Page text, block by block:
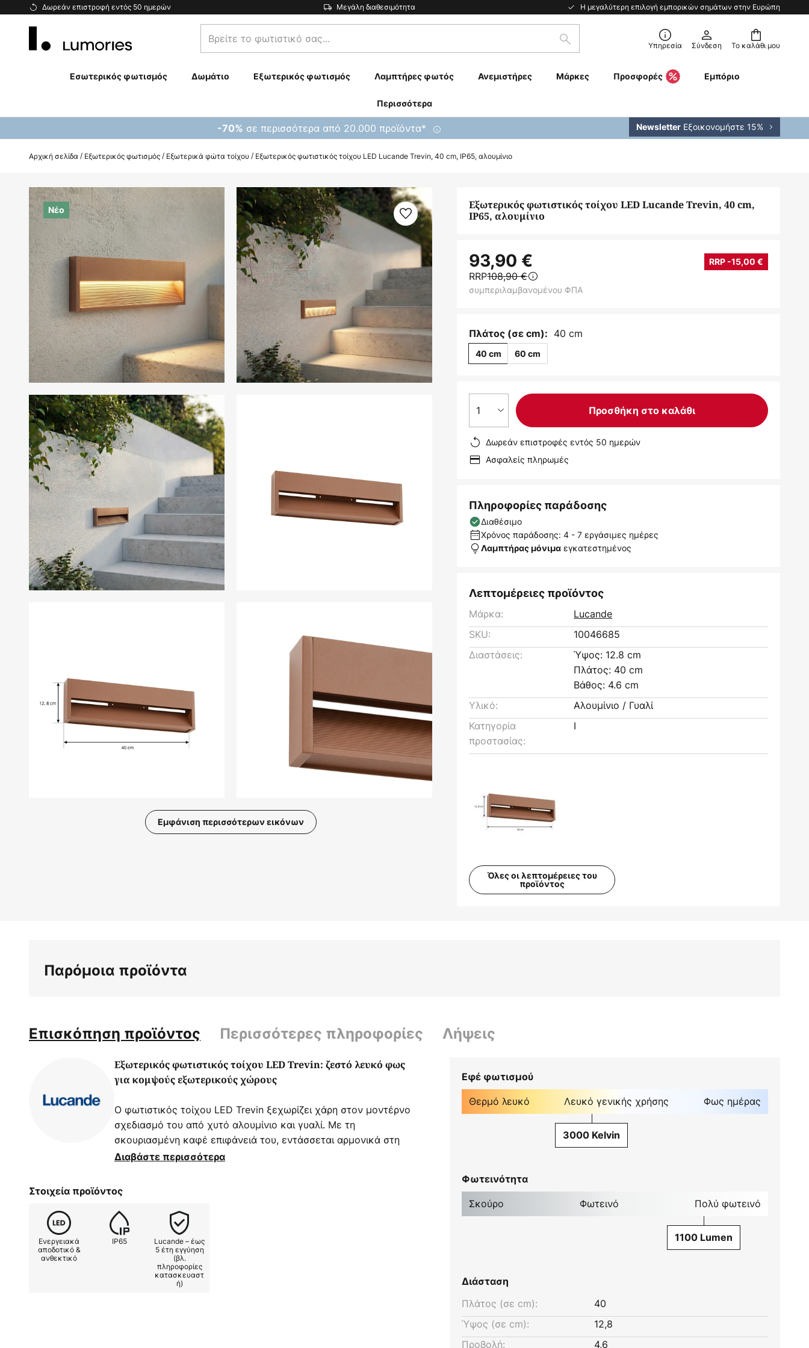
Δωρεάν επιστροφή εντός 50 ημερών Μεγάλη διαθεσιμότητα Η μεγαλύτερη επιλογή εμπορικών σημάτων στην Ευρώπη
Μετάβαση
Το καλάθι μου
Βρείτε
το
σας...
Αναζήτηση Υπηρεσία Σύνδεση
Εσωτερικός φωτισμός Δωμάτιο Εξωτερικός φωτισμός Λαμπτήρες φωτός Ανεμιστήρες Μάρκες Προσφορές Εμπόριο
Περισσότερα
-70% σε περισσότερα από 20.000 προϊόντα* Newsletter Εξοικονομήστε 15%
Αρχική σελίδα Εξωτερικός φωτισμός Εξωτερικά φώτα τοίχου Εξωτερικός φωτιστικός τοίχου LED Lucande Trevin, 40 cm, IP65, αλουμίνιο
Νέο
Μετάβαση
στο
συλλογής
εικόνων
Εμφάνιση περισσότερων εικόνων
Εξωτερικός φωτιστικός τοίχου LED Lucande Trevin, 40 cm,
IP65, αλουμίνιο
93,90 € RRP -15,00 €
RRP108,90 €
συμπεριλαμβανομένου ΦΠΑ
Πλάτος (σε cm): 40 cm
40 cm 60 cm
1 Προσθήκη στο καλάθι
Δωρεάν επιστροφές εντός 50 ημερών
Ασφαλείς πληρωμές
Πληροφορίες παράδοσης
Διαθέσιμο
Χρόνος παράδοσης: 4 - 7 εργάσιμες ημέρες
Λαμπτήρας μόνιμα εγκατεστημένος
Λεπτομέρειες προϊόντος
Μάρκα:
Lucande
SKU:
10046685
Διαστάσεις:
Ύψος: 12.8 cm
Πλάτος: 40 cm
Βάθος: 4.6 cm
Υλικό:
Αλουμίνιο / Γυαλί
Κατηγορία
προστασίας:
I
Όλες οι λεπτομέρειες του
προϊόντος
Παρόμοια προϊόντα
Επισκόπηση προϊόντος Περισσότερες πληροφορίες Λήψεις
Εξωτερικός φωτιστικός τοίχου LED Trevin: ζεστό λευκό φως
για κομψούς εξωτερικούς χώρους
Ο φωτιστικός τοίχου LED Trevin ξεχωρίζει χάρη στον μοντέρνο
σχεδιασμό του από χυτό αλουμίνιο και γυαλί. Με τη
σκουριασμένη καφέ επιφάνειά του, εντάσσεται αρμονικά στη
σύγχρονη αρχιτεκτονική και προσδίδει διακριτικές, κομψές
απαιτητικά περιβάλλοντα.
Το θερμό λευκό χρώμα φωτός των 3.000 K δημιουργεί μια
ευχάριστη και φιλόξενη ατμόσφαιρα, ενώ η απόδοση χρωμάτων
80 Ra εξασφαλίζει φυσική και καθαρή ποιότητα φωτός. Χάρη
στην ενεργειακά αποδοτική τεχνολογία LED, αυτός ο φωτισμός
σκαλοπατιών συνδυάζει ελκυστικό σχεδιασμό με βιώσιμη
Διαβάστε περισσότερα
Στοιχεία προϊόντος
Ενεργειακά
αποδοτικό &
ανθεκτικό
IP65
Lucande – έως
5 έτη εγγύηση
(βλ.
πληροφορίες
κατασκευαστ
ή)
Εφέ φωτισμού
Θερμό λευκό Λευκό γενικής χρήσης Φως ημέρας
3000 Kelvin
Φωτεινότητα
Σκούρο Φωτεινό Πολύ φωτεινό
1100 Lumen
Διάσταση
Πλάτος (σε cm):
40
Ύψος (σε cm):
12,8
Προβολή:
4,6